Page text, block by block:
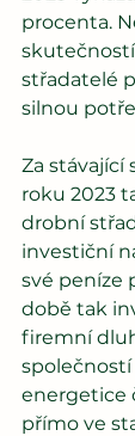
procenta.
střadatelé
silnou
Za stávající
roku 2023
drobní
investiční
své peníze
době tak
firemní
energetice
přímo ve